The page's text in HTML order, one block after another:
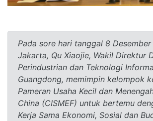
Pada sore hari tanggal 8
Jakarta, Qu Xiaojie, Wakil Direktur
Perindustrian dan Teknologi
Guangdong, memimpin kelompok
Pameran Usaha Kecil dan
China (CISMEF) untuk bertemu
Kerja Sama Ekonomi, Sosial dan